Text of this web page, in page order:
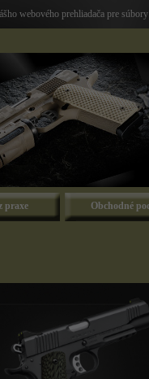
webového prehliadača pre
praxe Obchodné